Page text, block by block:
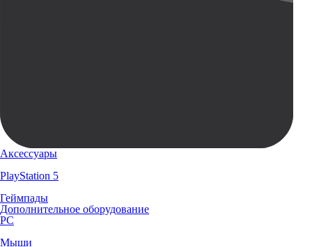
Аксессуары
PlayStation 5
Геймпады
Дополнительное оборудование
PC
Мыши